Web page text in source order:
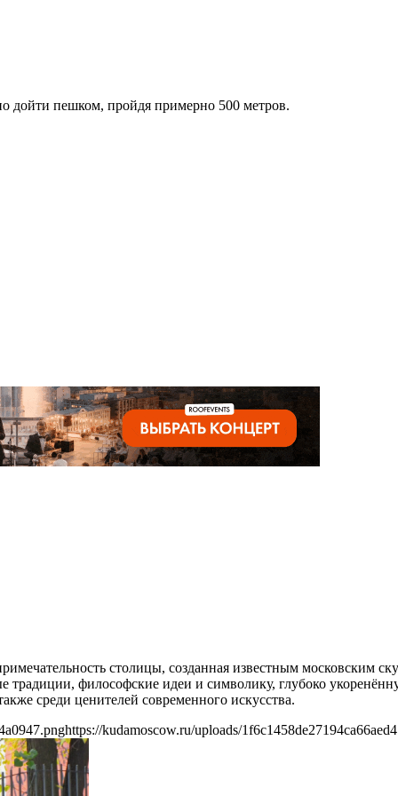
дойти пешком, пройдя примерно 500 метров.
столицы, созданная известным московским
философские идеи и символику, глубоко
среди ценителей современного искусства.
https://kudamoscow.ru/uploads/